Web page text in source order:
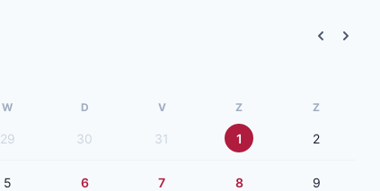
W D V Z Z
29 30 31 1 2
5 6 7 8 9